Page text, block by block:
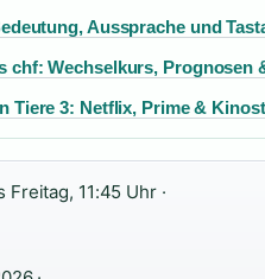
Aussprache und
chf: Wechselkurs, Prognosen
Tiere 3: Netflix, Prime &
Freitag, 11:45 Uhr ·